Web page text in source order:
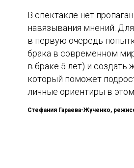
В спектакле нет
навязывания мнений.
в первую очередь
брака в современном
в браке 5 лет) и создать
который поможет
личные ориентиры в
Стефания Гараева-Жученко,